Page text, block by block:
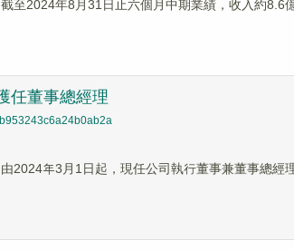
至2024年8月31日止六個月中期業績，收入約8.6
任董事總經理
2024年3月1日起，現任公司執行董事兼董事總經